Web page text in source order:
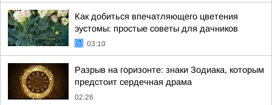
Как добиться впечатляющего цветения
эустомы: простые советы для дачников
03:10
Разрыв на горизонте: знаки Зодиака, которым
предстоит сердечная драма
02:26